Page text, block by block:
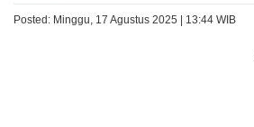
Posted: Minggu, 17 Agustus 2025 | 13:44 WIB